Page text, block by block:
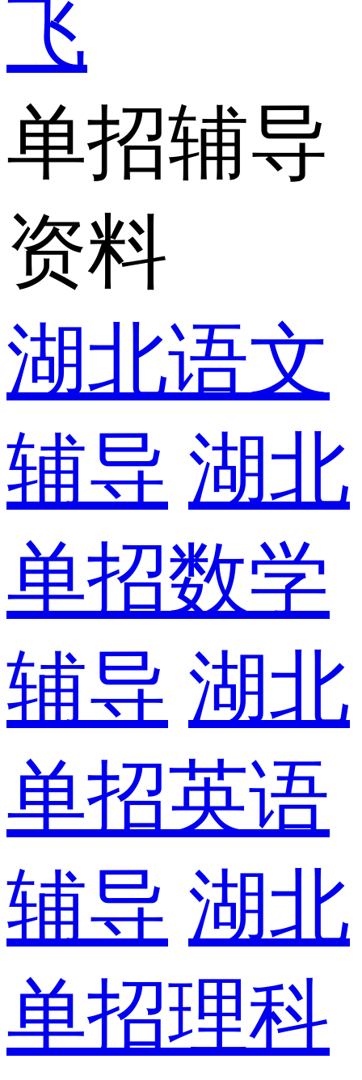
飞
单招辅导
资料
湖北语文
辅导 湖北
单招数学
辅导 湖北
单招英语
辅导 湖北
单招理科